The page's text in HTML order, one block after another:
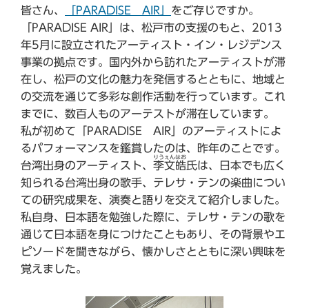
皆さん、 「PARADISE AIR」 をご存じですか。
「PARADISE AIR」は、松戸市の支援のもと、2013
年5月に設立されたアーティスト・イン・レジデンス
事業の拠点です。国内外から訪れたアーティストが滞
在し、松戸の文化の魅力を発信するとともに、地域と
の交流を通じて多彩な創作活動を行っています。これ
までに、数百人ものアーテストが滞在しています。
私が初めて「PARADISE AIR」のアーティストによ
るパフォーマンスを鑑賞したのは、昨年のことです。
台湾出身のアーティスト、 李文皓
りうぇんはお
氏は、日本でも広く
知られる台湾出身の歌手、テレサ・テンの楽曲につい
ての研究成果を、演奏と語りを交えて紹介しました。
私自身、日本語を勉強した際に、テレサ・テンの歌を
通じて日本語を身につけたこともあり、その背景やエ
ピソードを聞きながら、懐かしさとともに深い興味を
覚えました。